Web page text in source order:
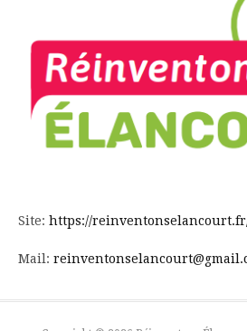
Site: https://
Mail: